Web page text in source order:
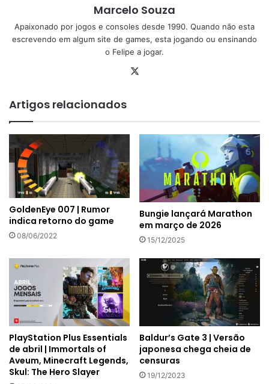
Marcelo Souza
Apaixonado por jogos e consoles desde 1990. Quando não esta
escrevendo em algum site de games, esta jogando ou ensinando
o Felipe a jogar.
Artigos relacionados
GoldenEye 007 | Rumor
indica retorno do game
08/06/2022
Bungie lançará Marathon
em março de 2026
15/12/2025
PlayStation Plus Essentials
de abril | Immortals of
Aveum, Minecraft Legends,
Skul: The Hero Slayer
Baldur’s Gate 3 | Versão
japonesa chega cheia de
censuras
19/12/2023